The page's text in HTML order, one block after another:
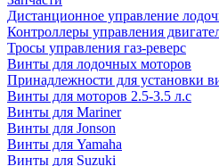
Дистанционное управление
Контроллеры управления
Тросы управления газ-реверс
Винты для лодочных моторов
Принадлежности для установки
Винты для моторов 2.5-3.5 л.с
Винты для Mariner
Винты для Jonson
Винты для Yamaha
Винты для Suzuki